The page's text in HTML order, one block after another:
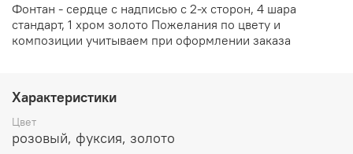
Фонтан - сердце с надписью с 2-х сторон, 4 шара
стандарт, 1 хром золото Пожелания по цвету и
композиции учитываем при оформлении заказа
Характеристики
Цвет
розовый, фуксия, золото